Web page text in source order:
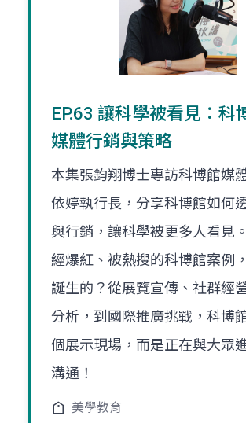
EP.63 讓科學被看見：科
媒體行銷與策略
本集張鈞翔博士專訪科博館媒
依婷執行長，分享科博館如何
與行銷，讓科學被更多人看見
經爆紅、被熱搜的科博館案例
誕生的？從展覽宣傳、社群經
分析，到國際推廣挑戰，科博
個展示現場，而是正在與大眾
溝通！
美學教育